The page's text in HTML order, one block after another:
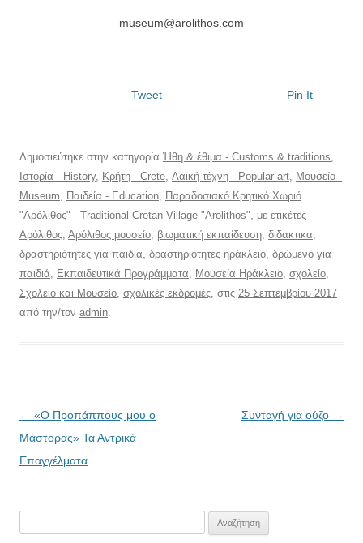
museum@arolithos.com
Tweet Pin It
Δημοσιεύτηκε στην κατηγορία Ήθη & έθιμα - Customs & traditions,
Ιστορία - History, Κρήτη - Crete, Λαϊκή τέχνη - Popular art, Μουσείο -
Museum, Παιδεία - Education, Παραδοσιακό Κρητικό Χωριό
"Αρόλιθος" - Traditional Cretan Village "Arolithos", με ετικέτες
Αρόλιθος, Αρόλιθος μουσείο, βιωματική εκπαίδευση, διδακτικα,
δραστηριότητες για παιδιά, δραστηριότητες ηράκλειο, δρώμενο για
παιδιά, Εκπαιδευτικά Προγράμματα, Μουσεία Ηράκλειο, σχολείο,
Σχολείο και Μουσείο, σχολικές εκδρομές, στις 25 Σεπτεμβρίου 2017
από την/τον admin.
Πλοήγηση
άρθρων
← «Ο Προπάππους μου ο
Μάστορας» Τα Αντρικά
Επαγγέλματα
Συνταγή για ούζο →